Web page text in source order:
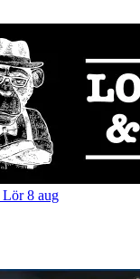
Lör 8 aug